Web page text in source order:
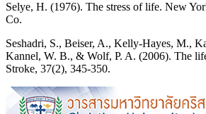
Selye, H. (1976). The stress of life. New
Co.
Seshadri, S., Beiser, A., Kelly-Hayes, M.,
Kannel, W. B., & Wolf, P. A. (2006). The
Stroke, 37(2), 345-350.